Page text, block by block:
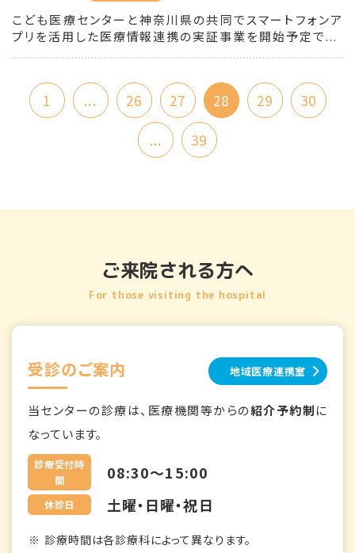
こども医療センターと神奈川県の共同でスマートフォンア
プリを活用した医療情報連携の実証事業を開始予定で...
1 ... 26 27 28 29
30
...
39
ご来院される方へ
For those visiting the hospital
受診のご案内 地域医療連携室
当センターの診療は、医療機関等からの紹介予約制に
なっています。
診療受付時
間
08:30～15:00
休診日 土曜・日曜・祝日
診療時間は各診療科によって異なります。